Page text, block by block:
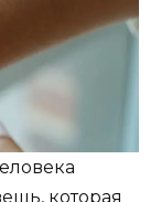
которая